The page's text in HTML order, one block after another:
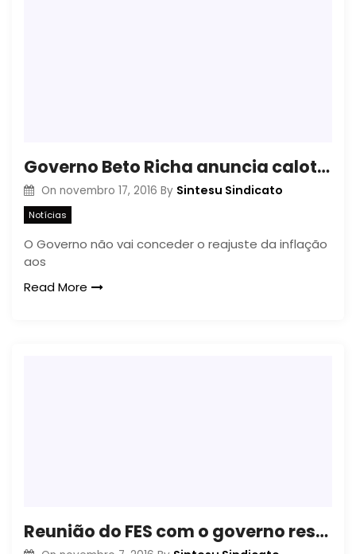
Governo Beto Richa anuncia calote à data-base dos servidores
On novembro 17, 2016 By Sintesu Sindicato
Notícias
O Governo não vai conceder o reajuste da inflação
aos
Read More
Reunião do FES com o governo resulta em equipe de trabalho